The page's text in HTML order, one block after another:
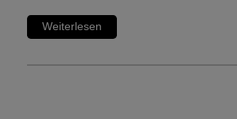
Weiterlesen